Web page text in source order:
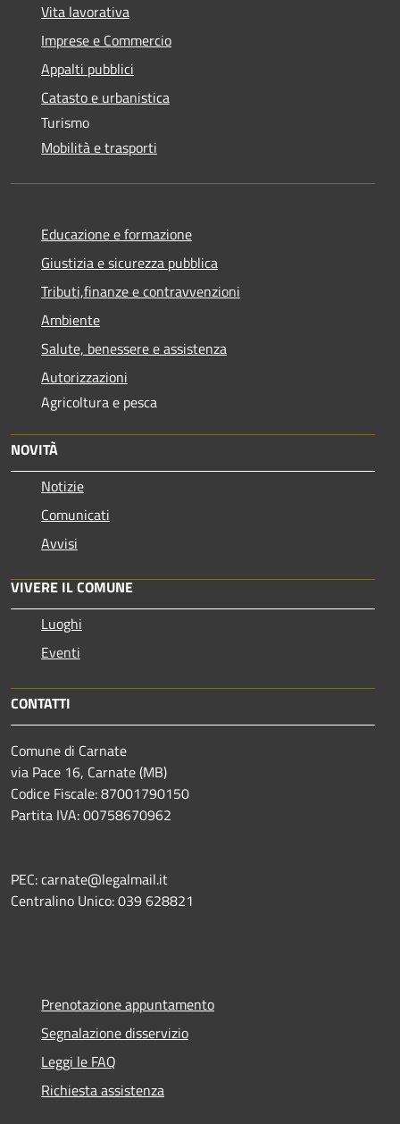
Vita lavorativa
Imprese e Commercio
Appalti pubblici
Catasto e urbanistica
Turismo
Mobilità e trasporti
Educazione e formazione
Giustizia e sicurezza pubblica
Tributi,finanze e contravvenzioni
Ambiente
Salute, benessere e assistenza
Autorizzazioni
Agricoltura e pesca
NOVITÀ
Notizie
Comunicati
Avvisi
VIVERE IL COMUNE
Luoghi
Eventi
CONTATTI
Comune di Carnate
via Pace 16, Carnate (MB)
Codice Fiscale: 87001790150
Partita IVA: 00758670962
PEC: carnate@legalmail.it
Centralino Unico: 039 628821
Prenotazione appuntamento
Segnalazione disservizio
Leggi le FAQ
Richiesta assistenza